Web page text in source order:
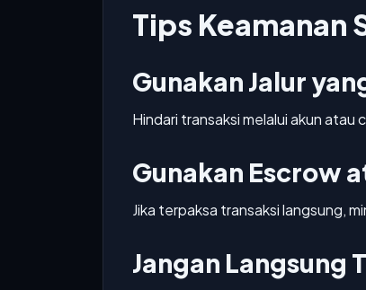
Tips Keamanan
Gunakan Jalur
Hindari transaksi melalui akun atau
Gunakan Escrow
Jika terpaksa transaksi langsung,
Jangan Langsung